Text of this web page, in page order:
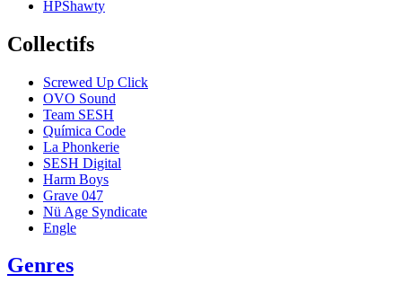
HPShawty
Collectifs
Screwed Up Click
OVO Sound
Team SESH
Química Code
La Phonkerie
SESH Digital
Harm Boys
Grave 047
Nü Age Syndicate
Engle
Genres